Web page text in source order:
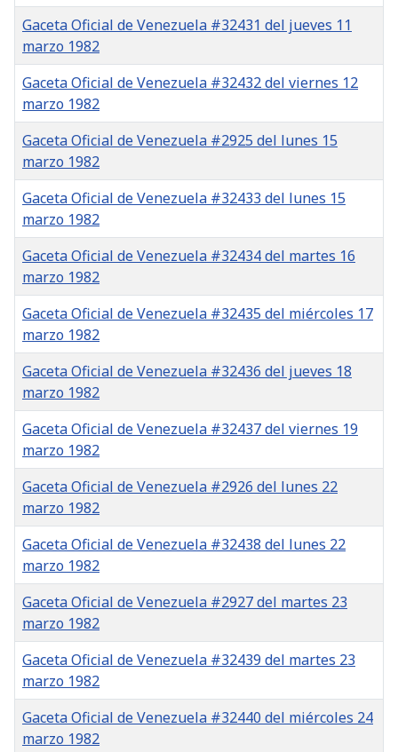
Gaceta Oficial de Venezuela #32431 del jueves 11
marzo 1982
Gaceta Oficial de Venezuela #32432 del viernes 12
marzo 1982
Gaceta Oficial de Venezuela #2925 del lunes 15
marzo 1982
Gaceta Oficial de Venezuela #32433 del lunes 15
marzo 1982
Gaceta Oficial de Venezuela #32434 del martes 16
marzo 1982
Gaceta Oficial de Venezuela #32435 del miércoles 17
marzo 1982
Gaceta Oficial de Venezuela #32436 del jueves 18
marzo 1982
Gaceta Oficial de Venezuela #32437 del viernes 19
marzo 1982
Gaceta Oficial de Venezuela #2926 del lunes 22
marzo 1982
Gaceta Oficial de Venezuela #32438 del lunes 22
marzo 1982
Gaceta Oficial de Venezuela #2927 del martes 23
marzo 1982
Gaceta Oficial de Venezuela #32439 del martes 23
marzo 1982
Gaceta Oficial de Venezuela #32440 del miércoles 24
marzo 1982